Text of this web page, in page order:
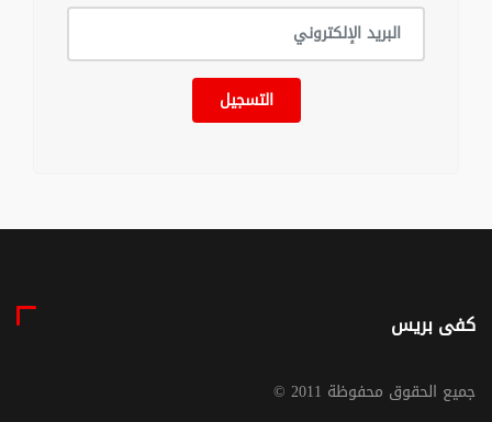
التسجيل
كفى بريس
© جميع الحقوق محفوظة 2011